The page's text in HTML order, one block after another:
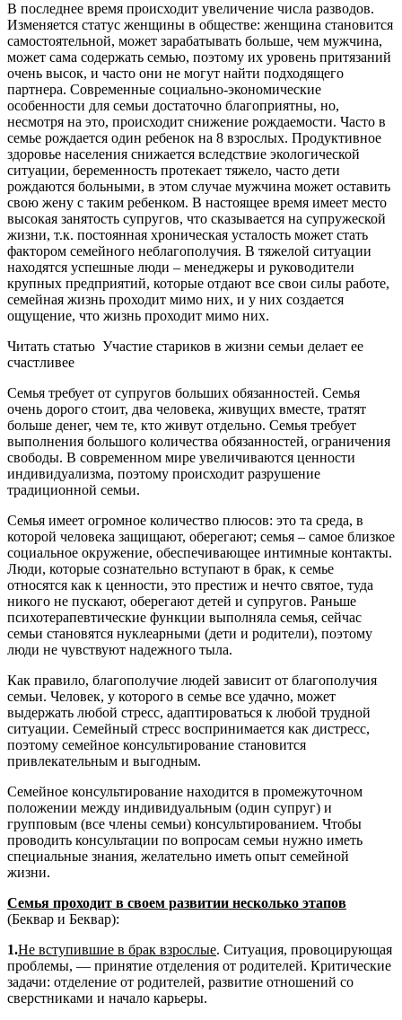
В последнее время происходит увеличение числа разводов.
Изменяется статус женщины в обществе: женщина становится
самостоятельной, может зарабатывать больше, чем мужчина,
может сама содержать семью, поэтому их уровень притязаний
очень высок, и часто они не могут найти подходящего
партнера. Современные социально-экономические
особенности для семьи достаточно благоприятны, но,
несмотря на это, происходит снижение рождаемости. Часто в
семье рождается один ребенок на 8 взрослых. Продуктивное
здоровье населения снижается вследствие экологической
ситуации, беременность протекает тяжело, часто дети
рождаются больными, в этом случае мужчина может оставить
свою жену с таким ребенком. В настоящее время имеет место
высокая занятость супругов, что сказывается на супружеской
жизни, т.к. постоянная хроническая усталость может стать
фактором семейного неблагополучия. В тяжелой ситуации
находятся успешные люди – менеджеры и руководители
крупных предприятий, которые отдают все свои силы работе,
семейная жизнь проходит мимо них, и у них создается
ощущение, что жизнь проходит мимо них.
Читать статью Участие стариков в жизни семьи делает ее
счастливее
Семья требует от супругов больших обязанностей. Семья
очень дорого стоит, два человека, живущих вместе, тратят
больше денег, чем те, кто живут отдельно. Семья требует
выполнения большого количества обязанностей, ограничения
свободы. В современном мире увеличиваются ценности
индивидуализма, поэтому происходит разрушение
традиционной семьи.
Семья имеет огромное количество плюсов: это та среда, в
которой человека защищают, оберегают; семья – самое близкое
социальное окружение, обеспечивающее интимные контакты.
Люди, которые сознательно вступают в брак, к семье
относятся как к ценности, это престиж и нечто святое, туда
никого не пускают, оберегают детей и супругов. Раньше
психотерапевтические функции выполняла семья, сейчас
семьи становятся нуклеарными (дети и родители), поэтому
люди не чувствуют надежного тыла.
Как правило, благополучие людей зависит от благополучия
семьи. Человек, у которого в семье все удачно, может
выдержать любой стресс, адаптироваться к любой трудной
ситуации. Семейный стресс воспринимается как дистресс,
поэтому семейное консультирование становится
привлекательным и выгодным.
Семейное консультирование находится в промежуточном
положении между индивидуальным (один супруг) и
групповым (все члены семьи) консультированием. Чтобы
проводить консультации по вопросам семьи нужно иметь
специальные знания, желательно иметь опыт семейной
жизни.
Семья проходит в своем развитии несколько этапов
(Беквар и Беквар):
1.Не вступившие в брак взрослые. Ситуация, провоцирующая
проблемы, — принятие отделения от родителей. Критические
задачи: отделение от родителей, развитие отношений со
сверстниками и начало карьеры.